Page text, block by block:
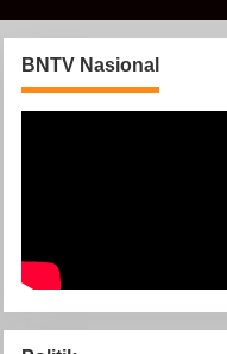
BNTV Nasional